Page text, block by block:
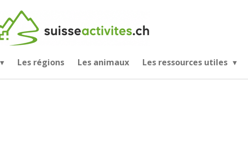
Les régions Les animaux Les ressources utiles